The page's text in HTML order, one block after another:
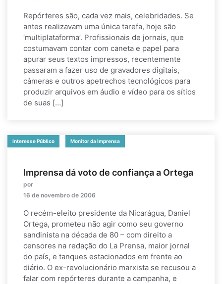
Repórteres são, cada vez mais, celebridades. Se
antes realizavam uma única tarefa, hoje são
‘multiplataforma’. Profissionais de jornais, que
costumavam contar com caneta e papel para
apurar seus textos impressos, recentemente
passaram a fazer uso de gravadores digitais,
câmeras e outros apetrechos tecnológicos para
produzir arquivos em áudio e vídeo para os sítios
de suas […]
Interesse Público Monitor da Imprensa
Imprensa dá voto de confiança a Ortega
por
16 de novembro de 2006
O recém-eleito presidente da Nicarágua, Daniel
Ortega, prometeu não agir como seu governo
sandinista na década de 80 – com direito a
censores na redação do La Prensa, maior jornal
do país, e tanques estacionados em frente ao
diário. O ex-revolucionário marxista se recusou a
falar com repórteres durante a campanha, e